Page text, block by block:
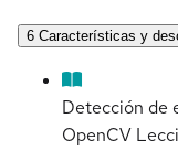
6 Características y
Detección de
OpenCV